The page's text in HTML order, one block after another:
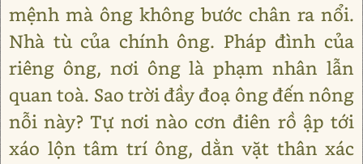
mệnh mà ông không bước chân ra nổi.
Nhà tù của chính ông. Pháp đình của
riêng ông, nơi ông là phạm nhân lẫn
quan toà. Sao trời đầy đoạ ông đến nông
nỗi này? Tự nơi nào cơn điên rồ ập tới
xáo lộn tâm trí ông, dằn vặt thân xác